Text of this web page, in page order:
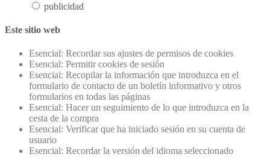
publicidad
Este sitio web
Esencial: Recordar sus ajustes de permisos de cookies
Esencial: Permitir cookies de sesión
Esencial: Recopilar la información que introduzca en el
formulario de contacto de un boletín informativo y otros
formularios en todas las páginas
Esencial: Hacer un seguimiento de lo que introduzca en la
cesta de la compra
Esencial: Verificar que ha iniciado sesión en su cuenta de
usuario
Esencial: Recordar la versión del idioma seleccionado